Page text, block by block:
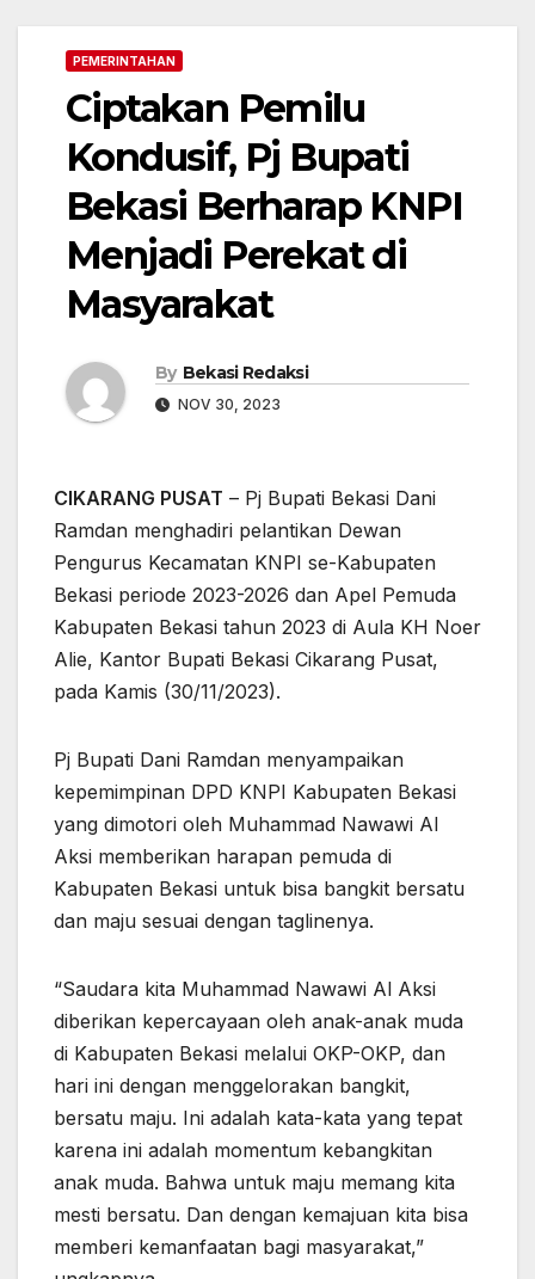
PEMERINTAHAN
Ciptakan Pemilu
Kondusif, Pj Bupati
Bekasi Berharap KNPI
Menjadi Perekat di
Masyarakat
By Bekasi Redaksi
NOV 30, 2023
CIKARANG PUSAT – Pj Bupati Bekasi Dani
Ramdan menghadiri pelantikan Dewan
Pengurus Kecamatan KNPI se-Kabupaten
Bekasi periode 2023-2026 dan Apel Pemuda
Kabupaten Bekasi tahun 2023 di Aula KH Noer
Alie, Kantor Bupati Bekasi Cikarang Pusat,
pada Kamis (30/11/2023).
Pj Bupati Dani Ramdan menyampaikan
kepemimpinan DPD KNPI Kabupaten Bekasi
yang dimotori oleh Muhammad Nawawi Al
Aksi memberikan harapan pemuda di
Kabupaten Bekasi untuk bisa bangkit bersatu
dan maju sesuai dengan taglinenya.
“Saudara kita Muhammad Nawawi Al Aksi
diberikan kepercayaan oleh anak-anak muda
di Kabupaten Bekasi melalui OKP-OKP, dan
hari ini dengan menggelorakan bangkit,
bersatu maju. Ini adalah kata-kata yang tepat
karena ini adalah momentum kebangkitan
anak muda. Bahwa untuk maju memang kita
mesti bersatu. Dan dengan kemajuan kita bisa
memberi kemanfaatan bagi masyarakat,”